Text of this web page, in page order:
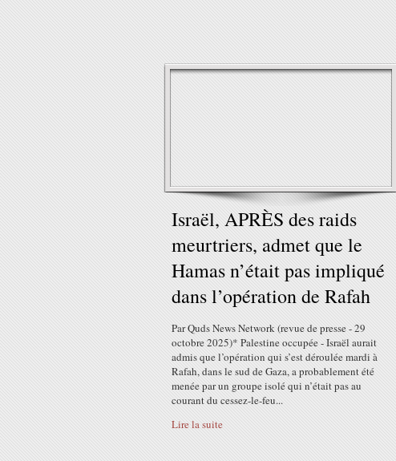
Israël, APRÈS des raids
meurtriers, admet que le
Hamas n’était pas impliqué
dans l’opération de Rafah
Par Quds News Network (revue de presse - 29
octobre 2025)* Palestine occupée - Israël aurait
admis que l’opération qui s’est déroulée mardi à
Rafah, dans le sud de Gaza, a probablement été
menée par un groupe isolé qui n’était pas au
courant du cessez-le-feu...
Lire la suite